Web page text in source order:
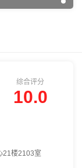
综合评分
10.0
21楼2103室